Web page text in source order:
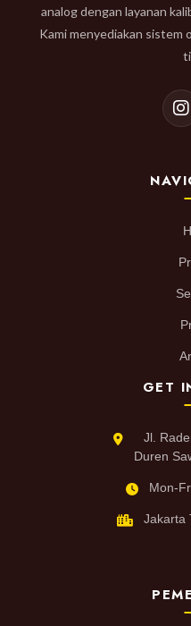
analog dengan layanan
Kami menyediakan
GET
Jl.
Duren
Mon-
Jakarta